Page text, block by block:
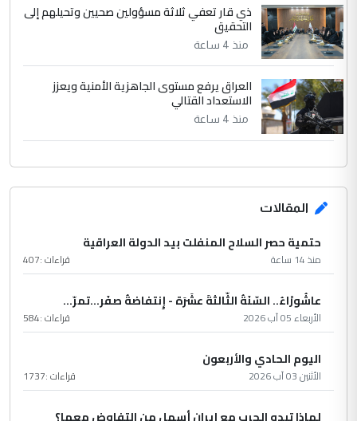
ذي قار تعفي ثلاثة مسؤولين صحيين وتحيلهم إلى
التحقيق
منذ 4 ساعة
العراق يرفع مستوى الجاهزية الأمنية ويعزز
الاستعداد القتالي
منذ 4 ساعة
المقالات
حتمية حصر السلاح المنفلت بيد الدولة العراقية
منذ 14 ساعة قراءات :407
عاشُورْاءُ.. السّنَةُ الثّالثةَ عشَرَة - إِنتفاضةُ صفَر…تمرّ...
الأربعاء 05 آب 2026 قراءات :584
اليوم الحادي والأربعون
الأثنين 03 آب 2026 قراءات :1737